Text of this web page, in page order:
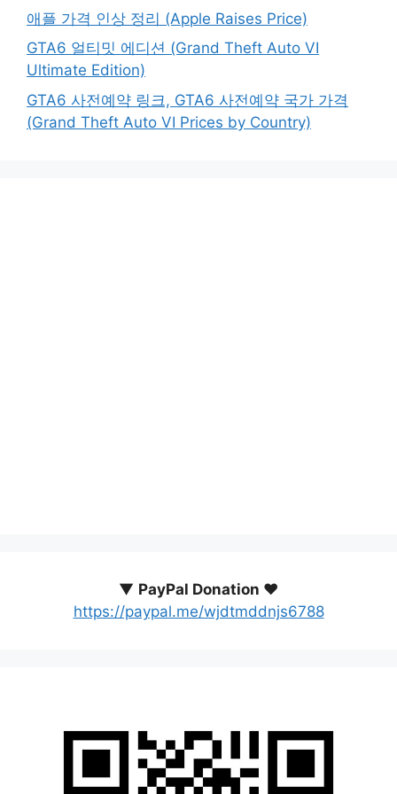
애플 가격 인상 정리 (Apple Raises Price)
GTA6 얼티밋 에디션 (Grand Theft Auto VI
Ultimate Edition)
GTA6 사전예약 링크, GTA6 사전예약 국가 가격
(Grand Theft Auto VI Prices by Country)
▼ PayPal Donation ♥️
https://paypal.me/wjdtmddnjs6788